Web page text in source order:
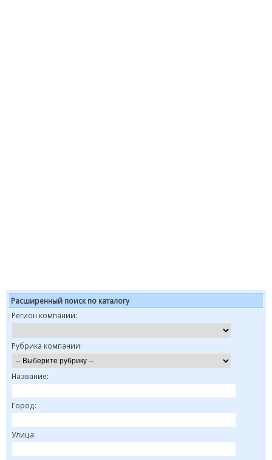
Расширенный поиск по каталогу
Регион компании:
Рубрика компании:
Название:
Город:
Улица: